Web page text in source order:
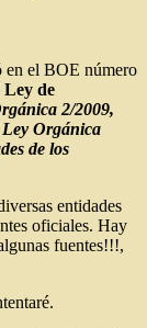
en el BOE número
Ley de
2/2009,
Ley Orgánica
de los
entidades
oficiales. Hay
fuentes!!!,